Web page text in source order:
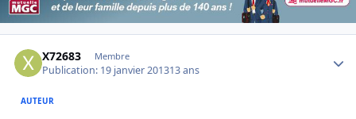
X72683 Membre
Publication: 19 janvier 201313 ans
AUTEUR